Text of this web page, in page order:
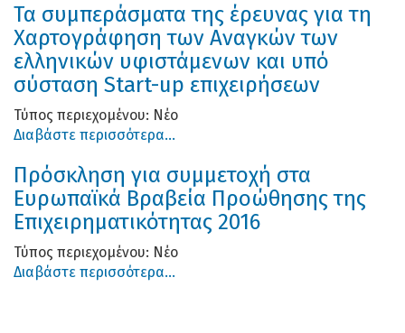
Τα συμπεράσματα της έρευνας για τη
Χαρτογράφηση των Αναγκών των
ελληνικών υφιστάμενων και υπό
σύσταση Start-up επιχειρήσεων
Τύπος περιεχομένου: Νέο
Διαβάστε περισσότερα...
Πρόσκληση για συμμετοχή στα
Ευρωπαϊκά Βραβεία Προώθησης της
Επιχειρηματικότητας 2016
Τύπος περιεχομένου: Νέο
Διαβάστε περισσότερα...